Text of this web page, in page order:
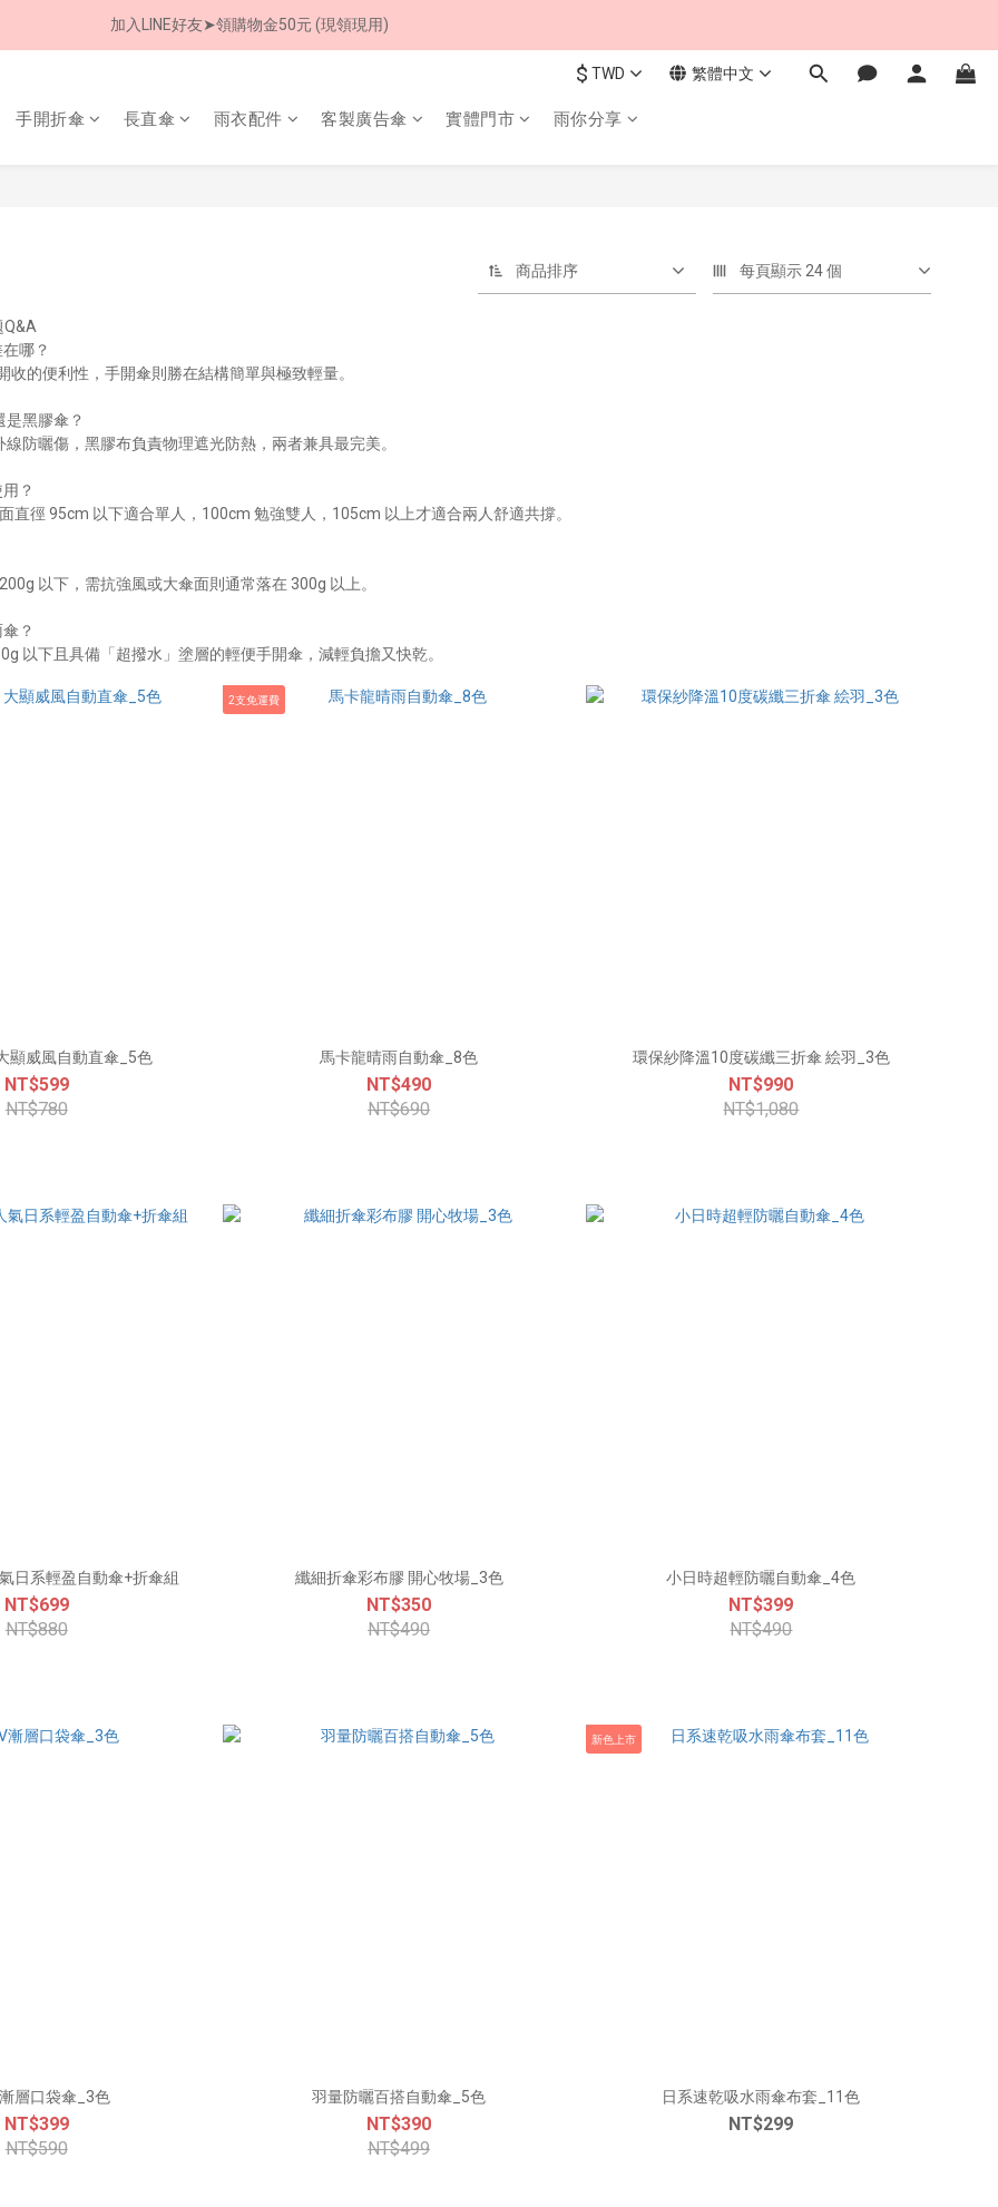
8/8 父親節限定 超商取貨免運費
加入LINE好友➤領購物金50元 (現領現用)
8/8 父親節限定 超商取貨免運費
$ TWD 繁體中文
手開折傘 長直傘 雨衣配件 客製廣告傘 實體門市 雨你分享
商品排序 每頁顯示 24 個
哪？
收的便利性，手開傘則勝在結構簡單與極致輕量。
是黑膠傘？
線防曬傷，黑膠布負責物理遮光防熱，兩者兼具最完美。
？
直徑 95cm 以下適合單人，100cm 勉強雙人，105cm 以上才適合兩人舒適共撐。
以下，需抗強風或大傘面則通常落在 300g 以上。
？
以下且具備「超撥水」塗層的輕便手開傘，減輕負擔又快乾。
顯威風自動直傘_5色
NT$599
NT$780
2支免運費
馬卡龍晴雨自動傘_8色
NT$490
NT$690
環保紗降溫10度碳纖三折傘 絵羽_3色
NT$990
NT$1,080
日系輕盈自動傘+折傘組
NT$699
NT$880
纖細折傘彩布膠 開心牧場_3色
NT$350
NT$490
小日時超輕防曬自動傘_4色
NT$399
NT$490
層口袋傘_3色
NT$399
NT$590
羽量防曬百搭自動傘_5色
NT$390
NT$499
新色上市
日系速乾吸水雨傘布套_11色
NT$299